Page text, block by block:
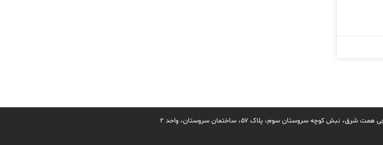
نبش کوچه سروستان سوم، پلاک ۵۷، ساختمان سروستان، واحد ۲